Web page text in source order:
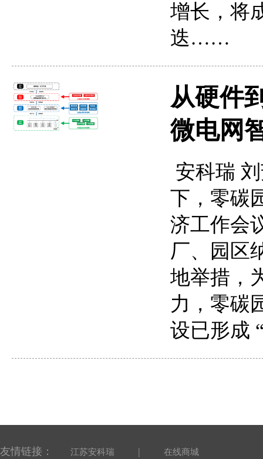
增长，将
迭……
从硬件
微电网
安科瑞
下，零碳
济工作会
厂、园区
地举措，
力，零碳
设已形
友情链接： 江苏安科瑞 | 在线商城